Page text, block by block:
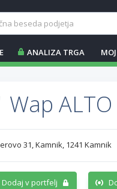
ANALIZA TRGA
Wap
31, Kamnik, 1241 Kamnik
Dodaj v portfelj